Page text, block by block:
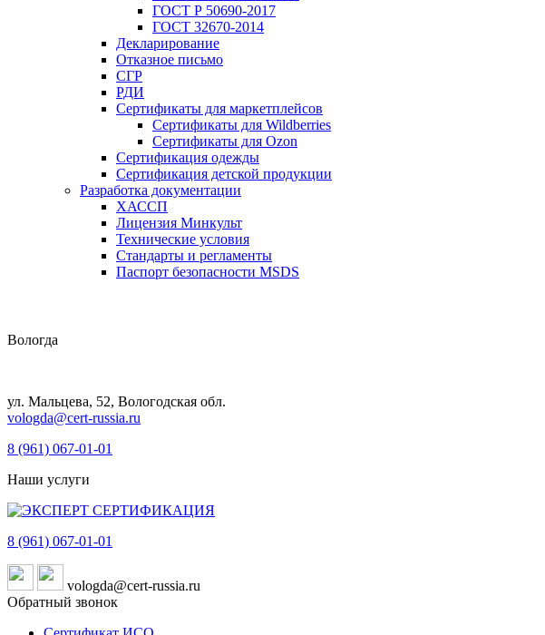
ГОСТ Р 50690-2017
ГОСТ 32670-2014
Декларирование
Отказное письмо
СГР
РДИ
Сертификаты для маркетплейсов
Сертификаты для Wildberries
Сертификаты для Ozon
Сертификация одежды
Сертификация детской продукции
Разработка документации
ХАССП
Лицензия Минкульт
Технические условия
Стандарты и регламенты
Паспорт безопасности MSDS
Вологда
ул. Мальцева, 52, Вологодская обл.
vologda@cert-russia.ru
8 (961) 067-01-01
Наши услуги
8 (961) 067-01-01
vologda@cert-russia.ru
Обратный звонок